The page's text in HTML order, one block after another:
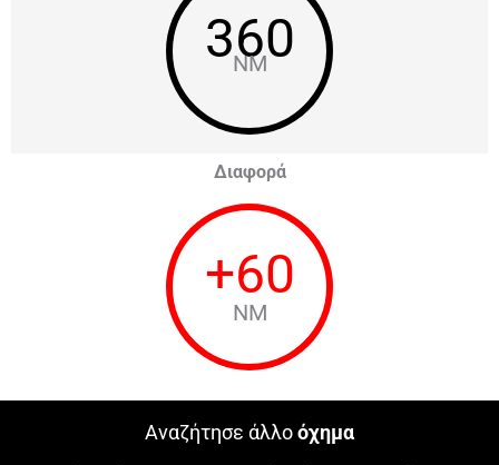
360
NM
Διαφορά
+60
NM
Αναζήτησε άλλοόχημα